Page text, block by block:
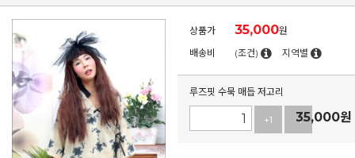
상품가 35,000원
배송비
(조건) 지역별
루즈핏 수묵 매듭 저고리
+1 -1
35,000원